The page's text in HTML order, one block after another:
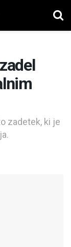
zadetek, ki je